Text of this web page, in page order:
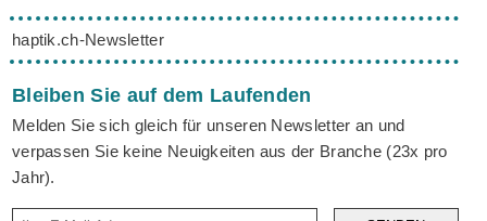
haptik.ch-Newsletter
Bleiben Sie auf dem Laufenden
Melden Sie sich gleich für unseren Newsletter an und
verpassen Sie keine Neuigkeiten aus der Branche (23x pro
Jahr).